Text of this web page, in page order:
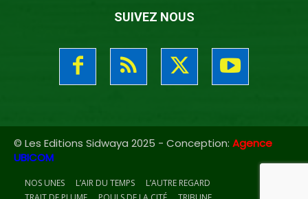
SUIVEZ NOUS
© Les Editions Sidwaya 2025 - Conception: Agence
UBICOM
NOS UNES L’AIR DU TEMPS
L’AUTRE REGARD